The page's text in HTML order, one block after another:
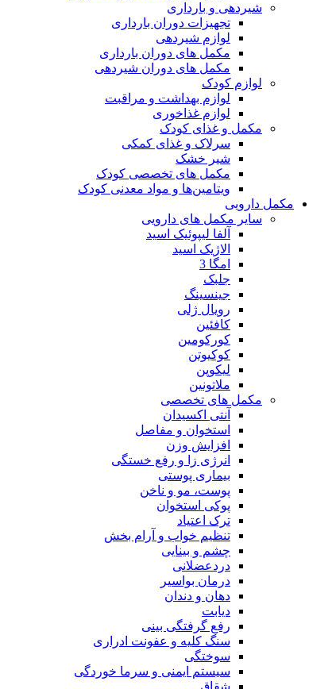
شیردهی و بارداری
تجهیزات دوران بارداری
لوازم شیردهی
مکمل های دوران بارداری
مکمل های دوران شیردهی
لوازم کودک
لوازم بهداشت و مراقبت
لوازم غذاخوری
مکمل و غذای کودک
سرلاک و غذای کمکی
شیر خشک
مکمل های تخصصی کودک
ویتامین‌ها و مواد معدنی کودک
مکمل دارویی
سایر مکمل های دارویی
آلفا لیپوئیک اسید
الاژیک اسید
امگا 3
جلبک
جینسینگ
رویال ژلی
کافئین
کورکومین
کوکیوتن
لیکوپن
ملاتونین
مکمل های تخصصی
آنتی اکسیدان
استخوان و مفاصل
افزایش وزن
انرژی زا و رفع خستگی
بیماری پوستی
پوست، مو و ناخن
پوکی استخوان
ترک اعتیاد
تنظیم خواب و آرام بخش
چشم و بینایی
دردعضلانی
درمان بواسیر
دهان و دندان
دیابت
رفع گرفتگی بینی
سنگ کلیه و عفونت ادراری
سوختگی
سیستم ایمنی و سرما خوردگی
شقاق